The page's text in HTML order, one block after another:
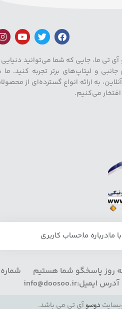
تی ما، جایی که شما می‌توانید دنیایی
جانبی و لپتاپ‌های برتر تجربه کنید. ما
به ارائه انواع گسترده‌ای از
می‌کنیم.
مادرباره ماحساب کاربری
24 ساعت شبانه روز پاسخگو شما هستیم شماره
دوسوآی تی می باشد.